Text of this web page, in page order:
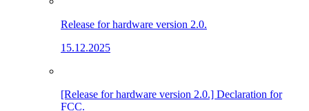
Release for hardware version 2.0.
15.12.2025
[Release for hardware version 2.0.] Declaration for
FCC.